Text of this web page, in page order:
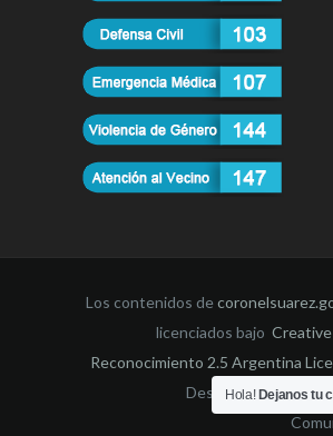
Los contenidos de
licenciados bajo
Reconocimiento 2.5 Argentina
Desarrollado por la
Hola! Dejanos tu